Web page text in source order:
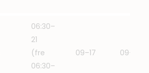
06:30–
21
(fre
06:30–
09–17 09–17